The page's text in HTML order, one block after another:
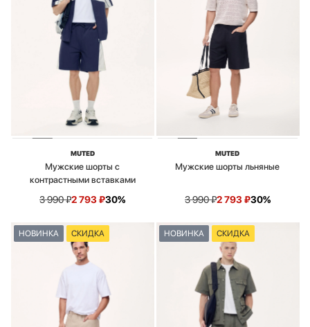
MUTED
Мужские шорты с
контрастными вставками
3 990₽2 793₽30%
MUTED
Мужские шорты льняные
3 990₽2 793₽30%
НОВИНКА СКИДКА НОВИНКА СКИДКА